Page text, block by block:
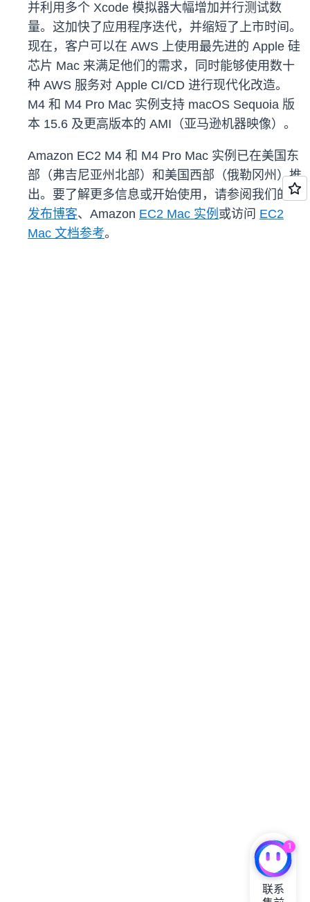
并利用多个 Xcode 模拟器大幅增加并行测试数
量。这加快了应用程序迭代，并缩短了上市时间。
现在，客户可以在 AWS 上使用最先进的 Apple 硅
芯片 Mac 来满足他们的需求，同时能够使用数十
种 AWS 服务对 Apple CI/CD 进行现代化改造。
M4 和 M4 Pro Mac 实例支持 macOS Sequoia 版
本 15.6 及更高版本的 AMI（亚马逊机器映像）。
Amazon EC2 M4 和 M4 Pro Mac 实例已在美国东
部（弗吉尼亚州北部）和美国西部（俄勒冈州）推
出。要了解更多信息或开始使用，请参阅我们的
发布博客、Amazon EC2 Mac 实例 或访问 EC2
Mac 文档参考。
1
联系